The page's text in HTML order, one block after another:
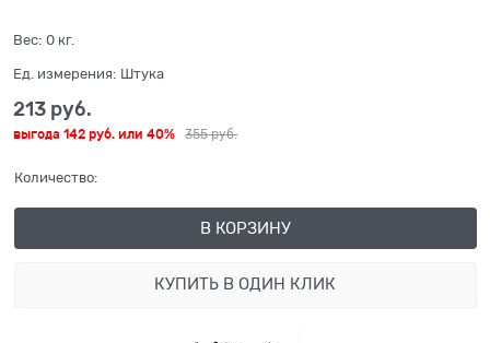
Вес: 0 кг.
Ед. измерения: Штука
355 руб.
213 руб.
выгода 142 руб. или 40%
Количество:
В КОРЗИНУ
КУПИТЬ В ОДИН КЛИК